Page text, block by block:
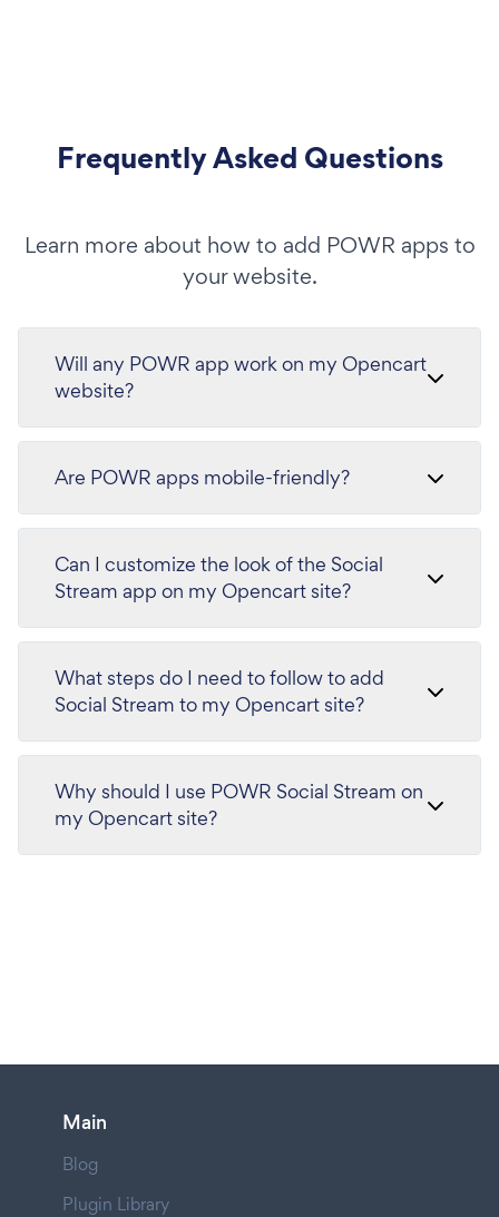
Frequently Asked Questions
Learn more about how to add POWR apps to
your website.
Will any POWR app work on my Opencart
website?
Are POWR apps mobile-friendly?
Can I customize the look of the Social
Stream app on my Opencart site?
What steps do I need to follow to add
Social Stream to my Opencart site?
Why should I use POWR Social Stream on
my Opencart site?
Main
Blog
Plugin Library